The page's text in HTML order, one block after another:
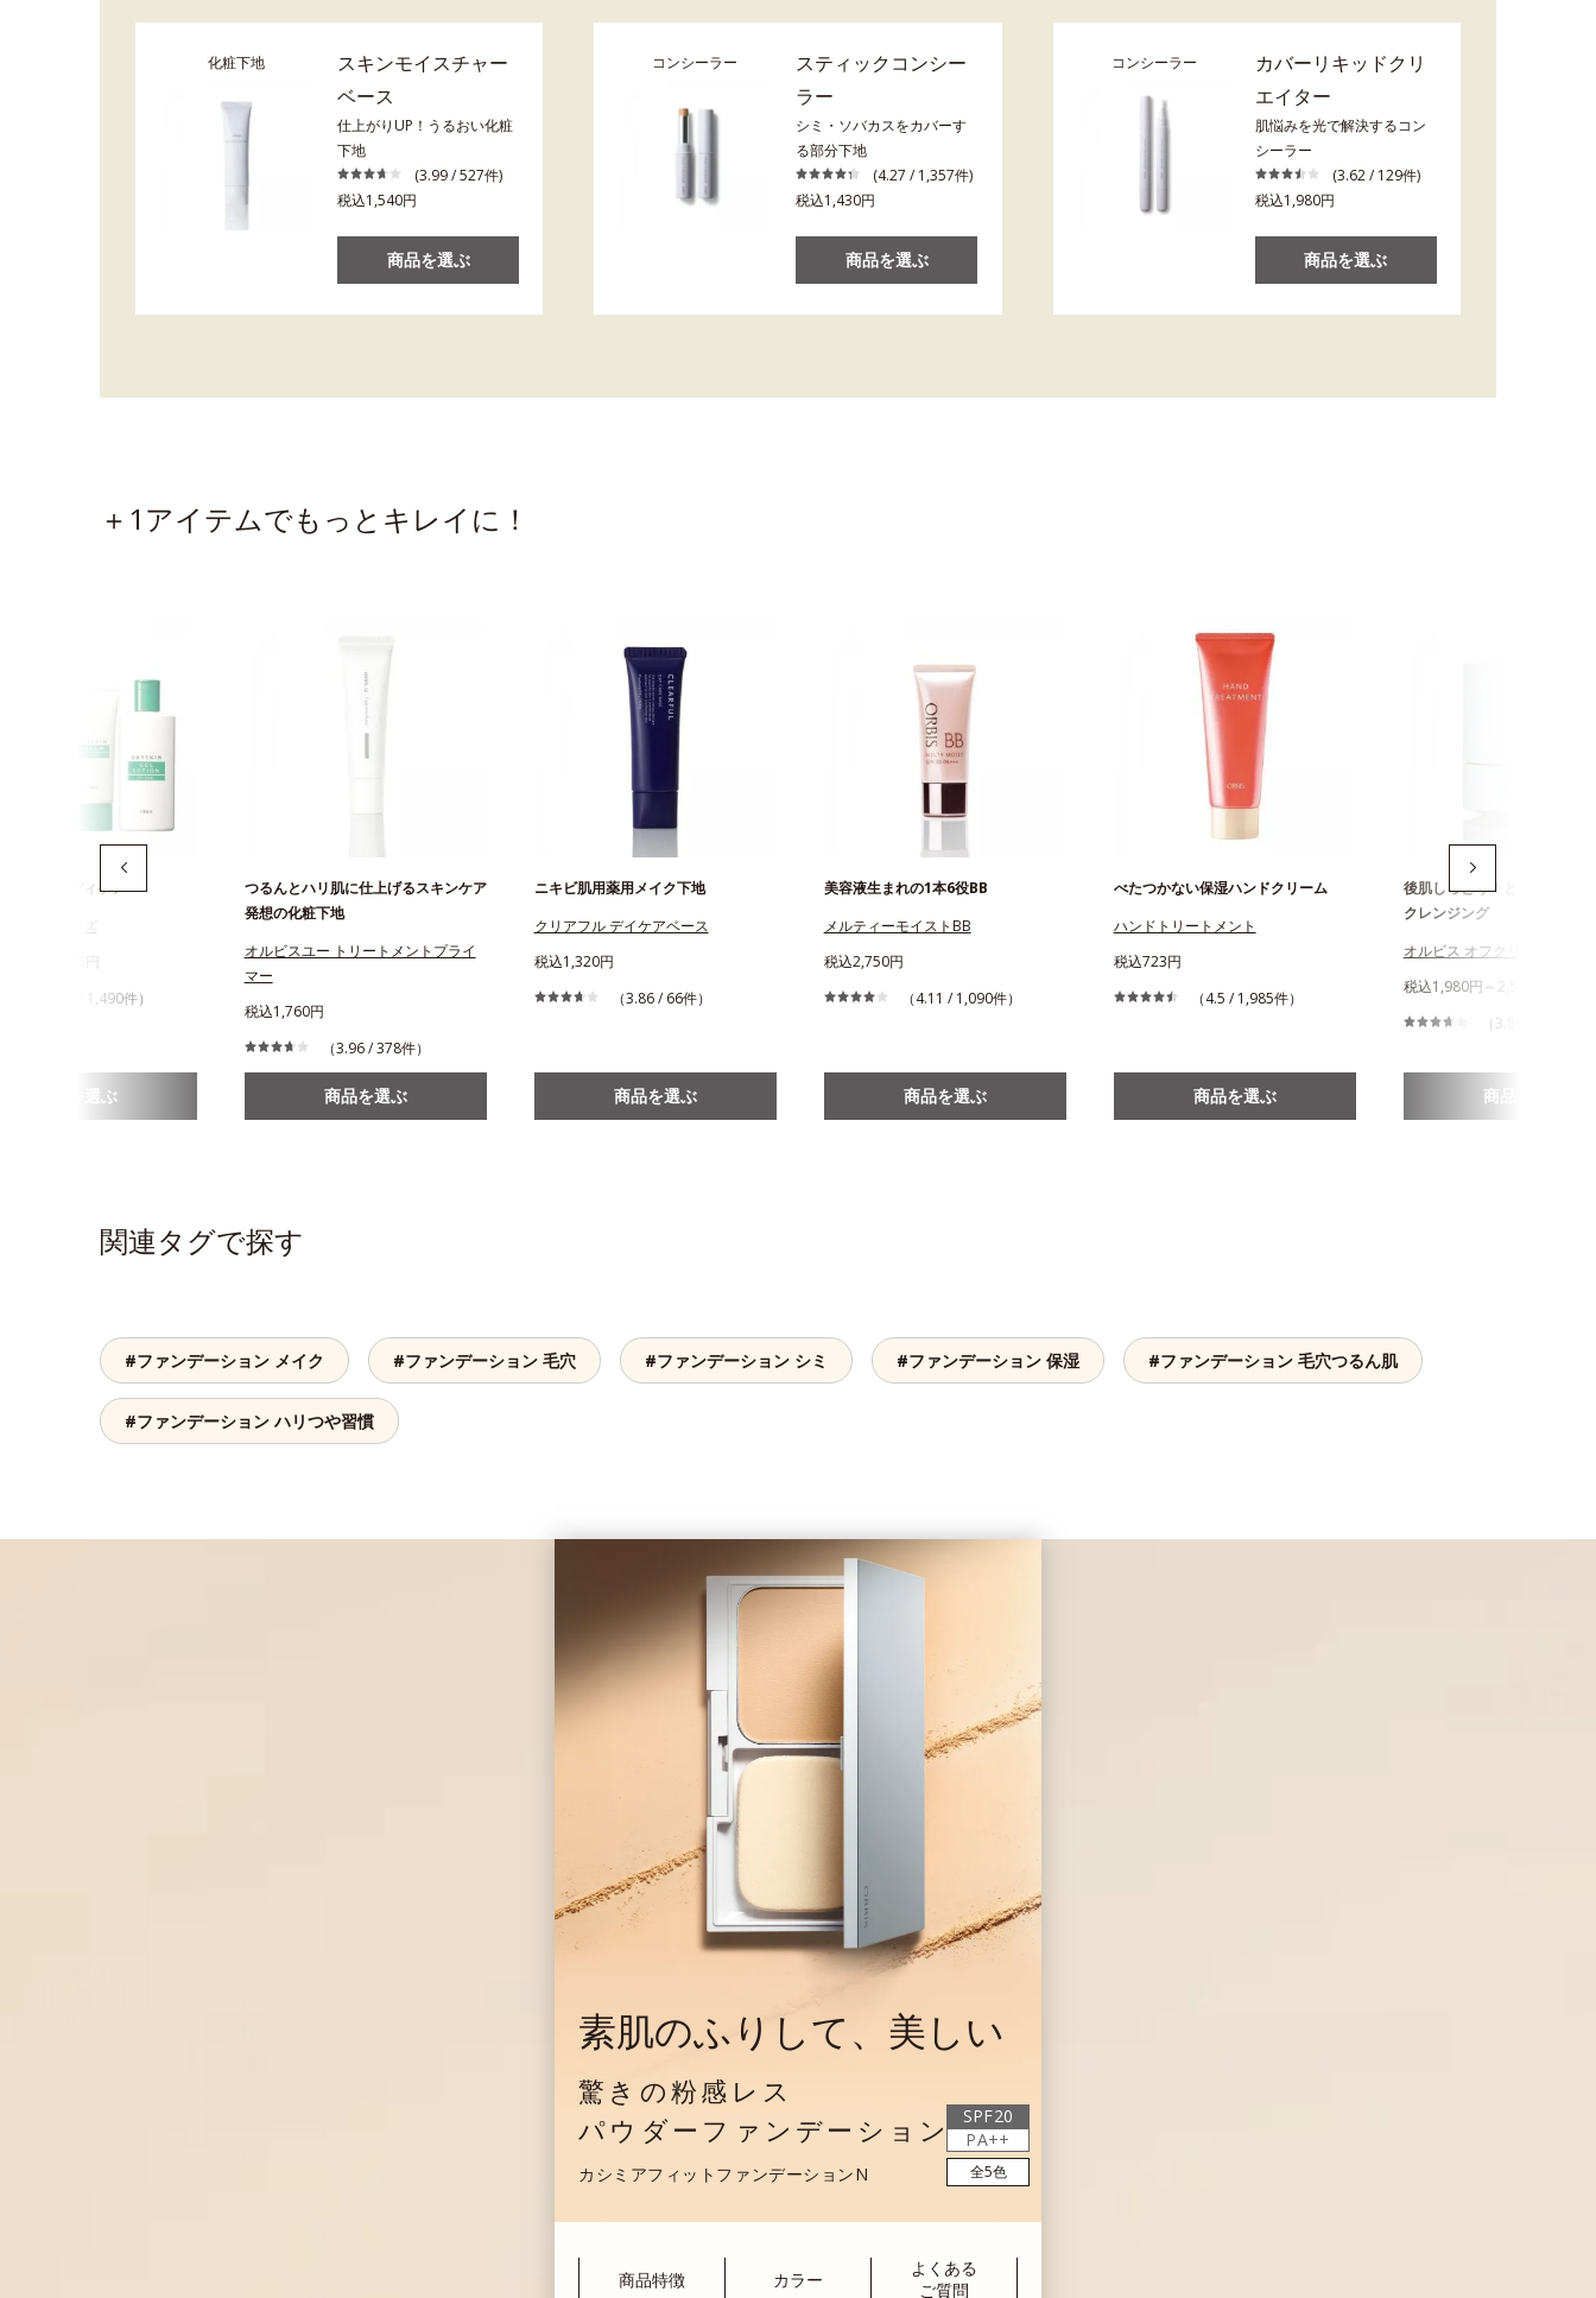
化粧下地
スキンモイスチャー
ベース
仕上がりUP！うるおい化粧
下地
(3.99 / 527件)
税込1,540円
商品を選ぶ
コンシーラー
スティックコンシー
ラー
シミ・ソバカスをカバーす
る部分下地
(4.27 / 1,357件)
税込1,430円
商品を選ぶ
コンシーラー
カバーリキッドクリ
エイター
肌悩みを光で解決するコン
シーラー
(3.62 / 129件)
税込1,980円
商品を選ぶ
＋1アイテムでもっとキレイに！
ためのボディケア
キンシリーズ
円～1,645円
（4.58 / 1,490件）
商品を選ぶ
つるんとハリ肌に仕上げるスキンケア
発想の化粧下地
オルビスユー トリートメントプライ
マー
税込1,760円
（3.96 / 378件）
商品を選ぶ
ニキビ肌用薬用メイク下地
クリアフル デイケアベース
税込1,320円
（3.86 / 66件）
商品を選ぶ
美容液生まれの1本6役BB
メルティーモイストBB
税込2,750円
（4.11 / 1,090件）
商品を選ぶ
べたつかない保湿ハンドクリーム
ハンドトリートメント
税込723円
（4.5 / 1,985件）
商品を選ぶ
後肌しっとり！とろける極上
クレンジング
オルビス オフクリーム
税込1,980円～2,530円
（3.89 / 2,044件
商品を選ぶ
関連タグで探す
#ファンデーション メイク #ファンデーション 毛穴 #ファンデーション シミ #ファンデーション 保湿 #ファンデーション 毛穴つるん肌
#ファンデーション ハリつや習慣
素肌のふりして、美しい
驚きの粉感レス
パウダーファンデーション
カシミアフィットファンデーションN
SPF20
PA++
全5色
商品特徴 カラー
よくある
ご質問